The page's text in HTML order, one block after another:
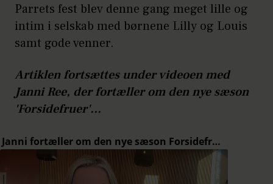
Parrets fest blev denne gang meget lille og
intim i selskab med børnene Lilly og Louis
samt gode venner.
Artiklen fortsættes under videoen med
Janni Ree, der fortæller om den nye sæson
'Forsidefruer'...